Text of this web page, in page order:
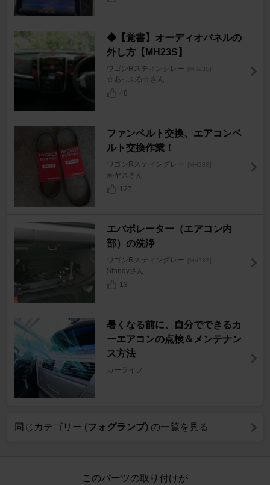
◆【覚書】オーディオパネルの
外し方【MH23S】
ワゴンRスティングレー [MH23S]
☆あっぷる☆さん
48
ファンベルト交換、エアコンベ
ルト交換作業！
ワゴンRスティングレー [MH23S]
㈱ヤスさん
127
エバポレーター（エアコン内
部）の洗浄
ワゴンRスティングレー [MH23S]
Shindyさん
13
暑くなる前に、自分でできるカ
ーエアコンの点検＆メンテナン
ス方法
カーライフ
同じカテゴリー (フォグランプ) の一覧を見る
このパーツの取り付けが